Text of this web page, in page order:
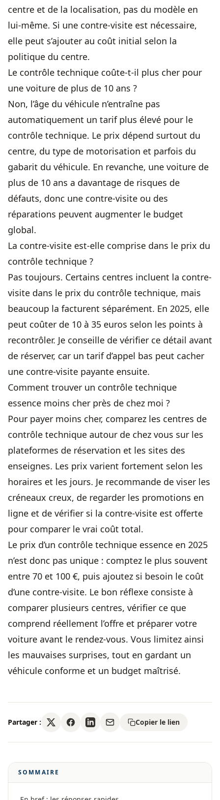
centre et de la localisation, pas du modèle en
lui-même. Si une contre-visite est nécessaire,
elle peut s’ajouter au coût initial selon la
politique du centre.
Le contrôle technique coûte-t-il plus cher pour
une voiture de plus de 10 ans ?
Non, l’âge du véhicule n’entraîne pas
automatiquement un tarif plus élevé pour le
contrôle technique. Le prix dépend surtout du
centre, du type de motorisation et parfois du
gabarit du véhicule. En revanche, une voiture de
plus de 10 ans a davantage de risques de
défauts, donc une contre-visite ou des
réparations peuvent augmenter le budget
global.
La contre-visite est-elle comprise dans le prix du
contrôle technique ?
Pas toujours. Certains centres incluent la contre-
visite dans le prix du contrôle technique, mais
beaucoup la facturent séparément. En 2025, elle
peut coûter de 10 à 35 euros selon les points à
recontrôler. Je conseille de vérifier ce détail avant
de réserver, car un tarif d’appel bas peut cacher
une contre-visite payante ensuite.
Comment trouver un contrôle technique
essence moins cher près de chez moi ?
Pour payer moins cher, comparez les centres de
contrôle technique autour de chez vous sur les
plateformes de réservation et les sites des
enseignes. Les prix varient fortement selon les
horaires et les jours. Je recommande de viser les
créneaux creux, de regarder les promotions en
ligne et de vérifier si la contre-visite est offerte
pour comparer le vrai coût total.
Le prix d’un contrôle technique essence en 2025
n’est donc pas unique : comptez le plus souvent
entre 70 et 100 €, puis ajoutez si besoin le coût
d’une contre-visite. Le bon réflexe consiste à
comparer plusieurs centres, vérifier ce que
comprend réellement l’offre et préparer votre
voiture avant le rendez-vous. Vous limitez ainsi
les mauvaises surprises, tout en gardant un
véhicule conforme et un budget maîtrisé.
Partager : Copier le lien
SOMMAIRE